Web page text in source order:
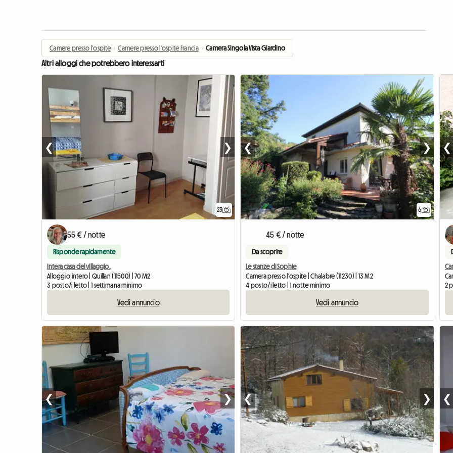
Camere presso l'ospite › Camere presso l'ospite Francia › Camera Singola Vista Giardino
Altri alloggi che potrebbero interessarti
23
❮ ❯
55 € / notte
Risponde rapidamente
Intera casa del villaggio.
Alloggio intero | Quillan (11500) | 70 M2
3 posto/i letto | 1 settimana minimo
Vedi annuncio
6
❮ ❯
45 € / notte
Da scoprire
Le stanze di Sophie
Camera presso l'ospite | Chalabre (11230) | 13 M2
4 posto/i letto | 1 notte minimo
Vedi annuncio
❮
2
❮ ❯ ❮ ❯ ❮